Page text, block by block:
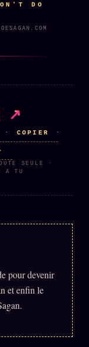
DO
· COPIER ·
SEULE ·
A TU
pour devenir
et enfin le